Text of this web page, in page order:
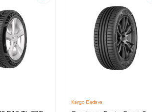
Kargo Bedava